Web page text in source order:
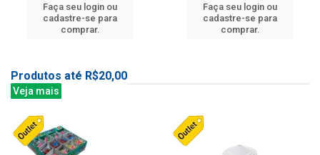
Faça seu login ou
cadastre-se para
comprar.
Faça seu login ou
cadastre-se para
comprar.
Produtos até R$20,00
Veja mais